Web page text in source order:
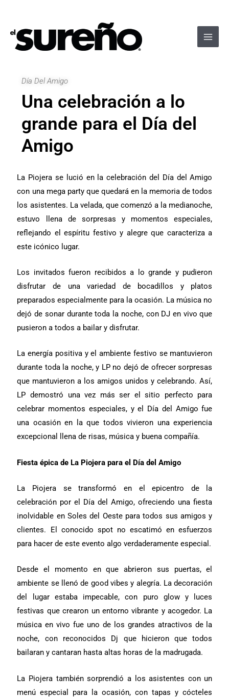
contenido
Día Del Amigo
Una celebración a lo
grande para el Día del
Amigo
La Piojera se lució en la celebración del Día del Amigo
con una mega party que quedará en la memoria de todos
los asistentes. La velada, que comenzó a la medianoche,
estuvo llena de sorpresas y momentos especiales,
reflejando el espíritu festivo y alegre que caracteriza a
este icónico lugar.
Los invitados fueron recibidos a lo grande y pudieron
disfrutar de una variedad de bocadillos y platos
preparados especialmente para la ocasión. La música no
dejó de sonar durante toda la noche, con DJ en vivo que
pusieron a todos a bailar y disfrutar.
La energía positiva y el ambiente festivo se mantuvieron
durante toda la noche, y LP no dejó de ofrecer sorpresas
que mantuvieron a los amigos unidos y celebrando. Así,
LP demostró una vez más ser el sitio perfecto para
celebrar momentos especiales, y el Día del Amigo fue
una ocasión en la que todos vivieron una experiencia
excepcional llena de risas, música y buena compañía.
Fiesta épica de La Piojera para el Día del Amigo
La Piojera se transformó en el epicentro de la
celebración por el Día del Amigo, ofreciendo una fiesta
inolvidable en Soles del Oeste para todos sus amigos y
clientes. El conocido spot no escatimó en esfuerzos
para hacer de este evento algo verdaderamente especial.
Desde el momento en que abrieron sus puertas, el
ambiente se llenó de good vibes y alegría. La decoración
del lugar estaba impecable, con puro glow y luces
festivas que crearon un entorno vibrante y acogedor. La
música en vivo fue uno de los grandes atractivos de la
noche, con reconocidos Dj que hicieron que todos
bailaran y cantaran hasta altas horas de la madrugada.
La Piojera también sorprendió a los asistentes con un
menú especial para la ocasión, con tapas y cócteles
entradas